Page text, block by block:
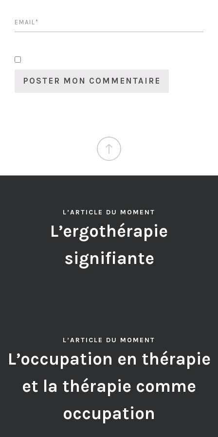
L’ARTICLE DU MOMENT
L’ergothérapie
signifiante
L’ARTICLE DU MOMENT
L’occupation en thérapie
et la thérapie comme
occupation